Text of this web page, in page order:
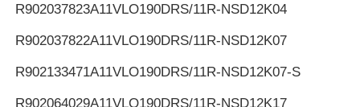
R902037823A11VLO190DRS/11R-NSD12K04
R902037822A11VLO190DRS/11R-NSD12K07
R902133471A11VLO190DRS/11R-NSD12K07-S
R902064029A11VLO190DRS/11R-NSD12K17